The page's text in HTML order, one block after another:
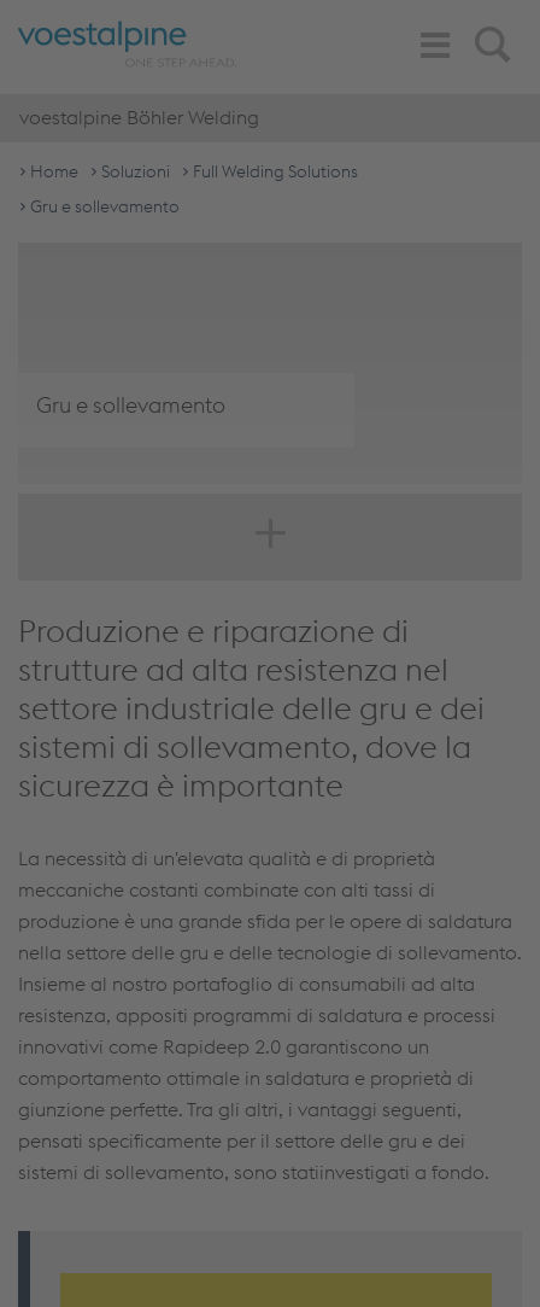
Search
Toggle
Navigation
voestalpine Böhler Welding
Home Soluzioni
Full Welding Solutions
Gru e sollevamento
Gru e sollevamento
Produzione e riparazione di
strutture ad alta resistenza nel
settore industriale delle gru e dei
sistemi di sollevamento, dove la
sicurezza è importante
La necessità di un'elevata qualità e di proprietà
meccaniche costanti combinate con alti tassi di
produzione è una grande sfida per le opere di saldatura
nella settore delle gru e delle tecnologie di sollevamento.
Insieme al nostro portafoglio di consumabili ad alta
resistenza, appositi programmi di saldatura e processi
innovativi come Rapideep 2.0 garantiscono un
comportamento ottimale in saldatura e proprietà di
giunzione perfette. Tra gli altri, i vantaggi seguenti,
pensati specificamente per il settore delle gru e dei
sistemi di sollevamento, sono statiinvestigati a fondo.